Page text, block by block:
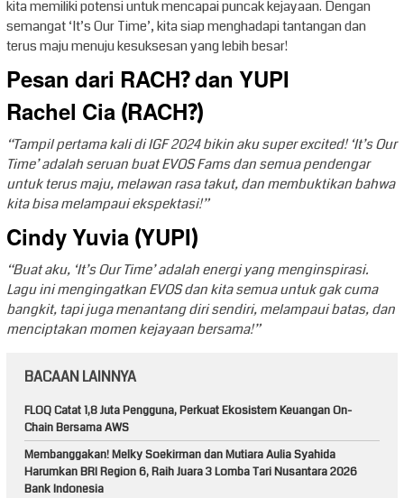
kita memiliki potensi untuk mencapai puncak kejayaan. Dengan
semangat ‘It’s Our Time’, kita siap menghadapi tantangan dan
terus maju menuju kesuksesan yang lebih besar!
Pesan dari RACH? dan YUPI
Rachel Cia (RACH?)
“Tampil pertama kali di IGF 2024 bikin aku super excited! ‘It’s Our
Time’ adalah seruan buat EVOS Fams dan semua pendengar
untuk terus maju, melawan rasa takut, dan membuktikan bahwa
kita bisa melampaui ekspektasi!”
Cindy Yuvia (YUPI)
“Buat aku, ‘It’s Our Time’ adalah energi yang menginspirasi.
Lagu ini mengingatkan EVOS dan kita semua untuk gak cuma
bangkit, tapi juga menantang diri sendiri, melampaui batas, dan
menciptakan momen kejayaan bersama!”
BACAAN LAINNYA
FLOQ Catat 1,8 Juta Pengguna, Perkuat Ekosistem Keuangan On-
Chain Bersama AWS
Membanggakan! Melky Soekirman dan Mutiara Aulia Syahida
Harumkan BRI Region 6, Raih Juara 3 Lomba Tari Nusantara 2026
Bank Indonesia